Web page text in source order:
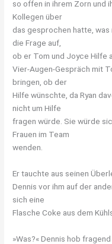
so offen in ihrem Zorn und
Kollegen über
das gesprochen hatte, was
die Frage auf,
ob er Tom und Joyce Hilfe
Vier-Augen-Gespräch mit
bringen, ob der
Hilfe wünschte, da Ryan
nicht um Hilfe
fragen würde. Sie würde
Frauen im Team
wenden.
Er tauchte aus seinen
Dennis vor ihm auf der
sich eine
Flasche Coke aus dem
»Was?« Dennis hob